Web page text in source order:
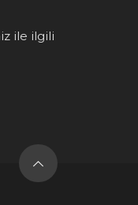
ile ilgili